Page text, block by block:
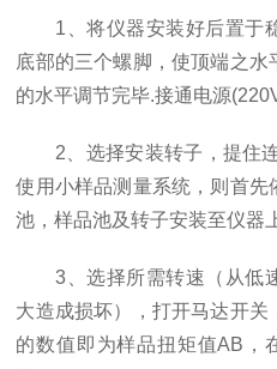
1、将仪器安装好后置于
底部的三个螺脚，使顶端之
的水平调节完毕.接通电源
2、选择安装转子，提住连
使用小样品测量系统，则首
池，样品池及转子安装至仪器
3、选择所需转速（从低
大造成损坏），打开马达开
的数值即为样品扭矩值AB，